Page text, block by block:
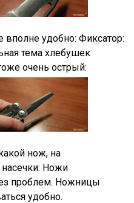
удобно: Фиксатор:
тема хлебушек
очень острый:
нож, на
насечки: Ножи
проблем. Ножницы
удобно.